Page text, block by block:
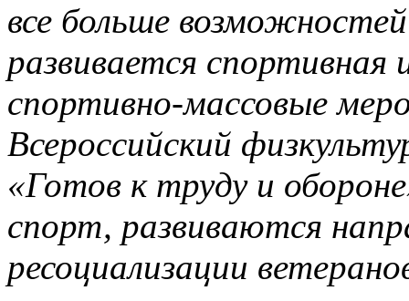
все больше
развивается
спортивно-массовые
Всероссийский
«Готов к труду и
спорт, развиваются
ресоциализации